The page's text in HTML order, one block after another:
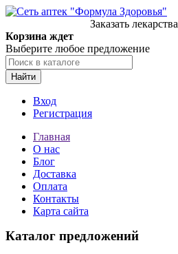
Заказать
Корзина ждет
Выберите любое предложение
Найти
Вход
Регистрация
Главная
О нас
Блог
Доставка
Оплата
Контакты
Карта сайта
Каталог предложений